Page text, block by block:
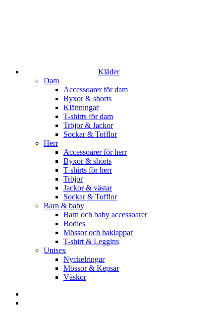
Kläder
Dam
Accessoarer för dam
Byxor & shorts
Klänningar
T-shirts för dam
Tröjor & Jackor
Sockar & Tofflor
Herr
Accessoarer för herr
Byxor & shorts
T-shirts för herr
Tröjor
Jackor & västar
Sockar & Tofflor
Barn & baby
Barn och baby accessoarer
Bodies
Mössor och haklappar
T-shirt & Leggins
Unisex
Nyckelringar
Mössor & Kepsar
Väskor